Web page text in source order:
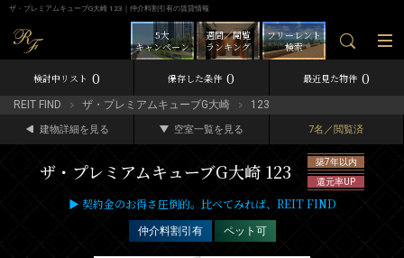
ザ・プレミアムキューブG大崎 123｜仲介料割引有の賃貸情報
フリーレント
検索
週間／閲覧
ランキング
5大
キャンペーン
検討中リスト 0 保存した条件 0 最近見た物件 0
REIT FIND ザ・プレミアムキューブG大崎 123
建物詳細を見る 空室一覧を見る 7名／閲覧済
ザ・プレミアムキューブG大崎 123
築7年以内
還元率UP
▶ 契約金のお得さ圧倒的。比べてみれば、REIT FIND
仲介料割引有 ペット可